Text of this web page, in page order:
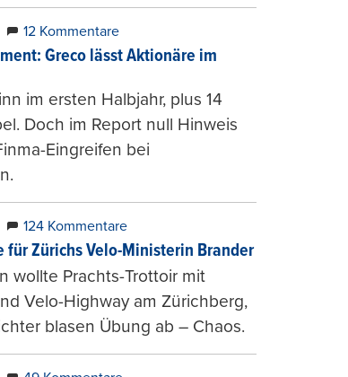
12 Kommentare
Greco lässt Aktionäre im
im ersten Halbjahr, plus 14
Doch im Report null Hinweis
Eingreifen bei
124 Kommentare
für Zürichs Velo-Ministerin Brander
wollte Prachts-Trottoir mit
Velo-Highway am Zürichberg,
blasen Übung ab – Chaos.